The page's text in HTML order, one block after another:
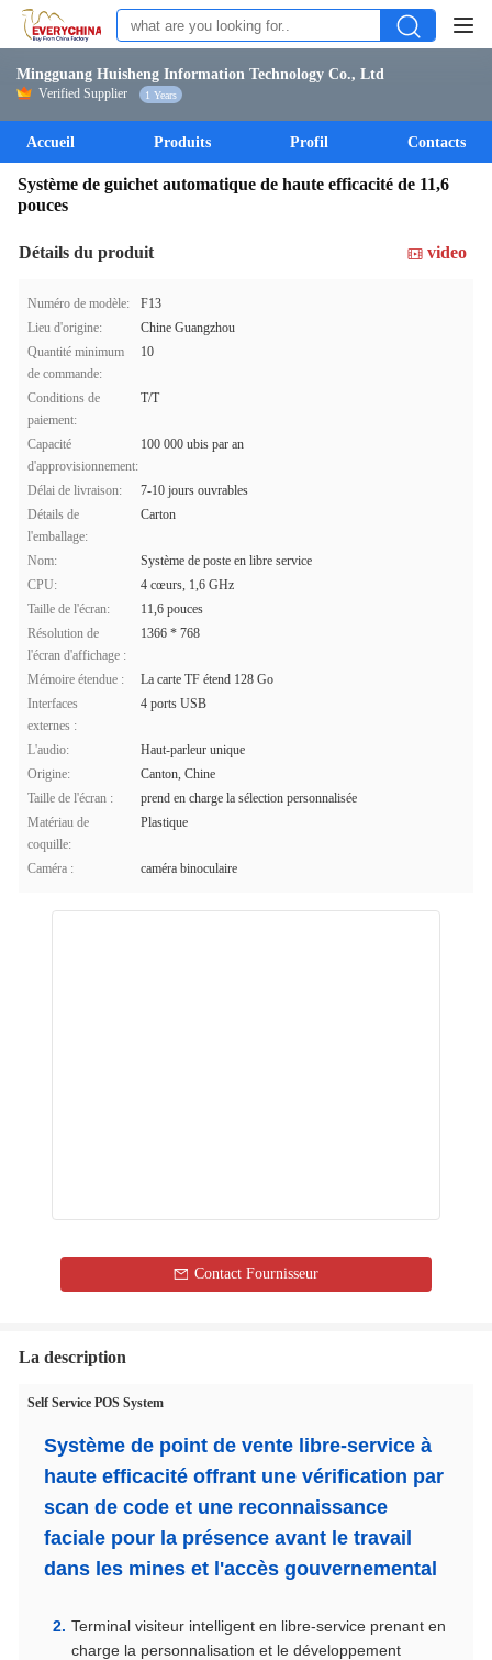
Mingguang Huisheng Information Technology Co., Ltd
Verified Supplier 1 Years
Accueil Produits Profil Contacts
Système de guichet automatique de haute efficacité de 11,6
pouces
Détails du produit video
Numéro de modèle:
F13
Lieu d'origine:
Chine Guangzhou
Quantité minimum
de commande:
10
Conditions de
paiement:
T/T
Capacité
d'approvisionnement:
100 000 ubis par an
Délai de livraison:
7-10 jours ouvrables
Détails de
l'emballage:
Carton
Nom:
Système de poste en libre service
CPU:
4 cœurs, 1,6 GHz
Taille de l'écran:
11,6 pouces
Résolution de
l'écran d'affichage :
1366 * 768
Mémoire étendue :
La carte TF étend 128 Go
Interfaces
externes :
4 ports USB
L'audio:
Haut-parleur unique
Origine:
Canton, Chine
Taille de l'écran :
prend en charge la sélection personnalisée
Matériau de
coquille:
Plastique
Caméra : caméra binoculaire
Contact Fournisseur
La description
Self Service POS System
Système de point de vente libre-service à
haute efficacité offrant une vérification par
scan de code et une reconnaissance
faciale pour la présence avant le travail
dans les mines et l'accès gouvernemental
Terminal visiteur intelligent en libre-service prenant en
charge la personnalisation et le développement